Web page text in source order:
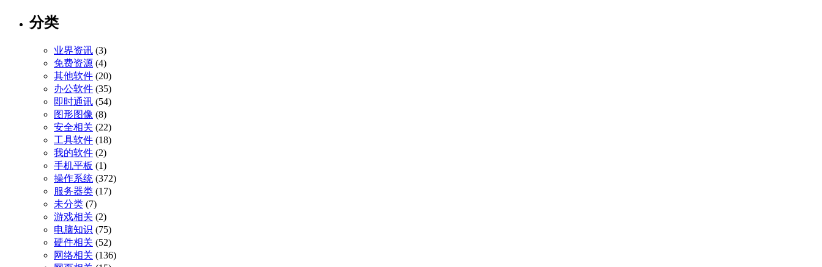
分类
业界资讯 (3)
免费资源 (4)
其他软件 (20)
办公软件 (35)
即时通讯 (54)
图形图像 (8)
安全相关 (22)
工具软件 (18)
我的软件 (2)
手机平板 (1)
操作系统 (372)
服务器类 (17)
未分类 (7)
游戏相关 (2)
电脑知识 (75)
硬件相关 (52)
网络相关 (136)